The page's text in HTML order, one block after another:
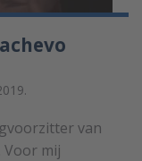
van
Voor mij